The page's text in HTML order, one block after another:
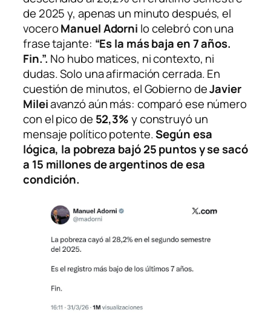
de 2025 y, apenas un minuto después, el
voceroManuel Adorni lo celebró con una
frase tajante: “Es la más baja en 7 años.
Fin.”. No hubo matices, ni contexto, ni
dudas. Solo una afirmación cerrada. En
cuestión de minutos, el Gobierno deJavier
Mileiavanzó aún más: comparó ese número
con el pico de 52,3%y construyó un
mensaje político potente.Según esa
lógica, la pobreza bajó 25 puntos y se sacó
a 15 millones de argentinos de esa
condición.